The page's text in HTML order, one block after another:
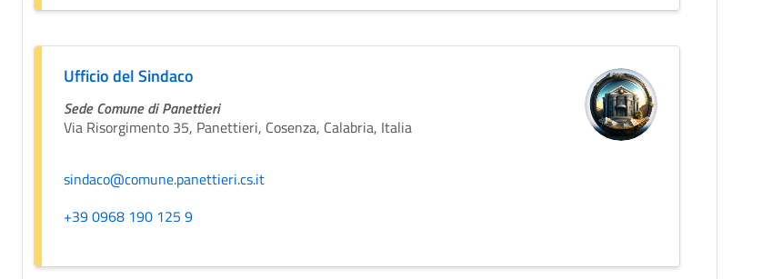
Ufficio del Sindaco
Sede Comune di Panettieri
Via Risorgimento 35, Panettieri, Cosenza, Calabria, Italia
sindaco@comune.panettieri.cs.it
+39 0968 190 125 9